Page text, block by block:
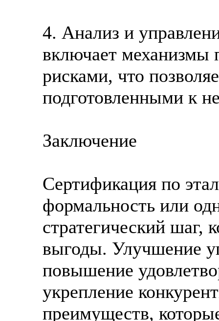
4. Анализ и
включает механизмы
рисками, что
подготовленными к
Заключение
Сертификация по
формальность или
стратегический шаг,
выгоды. Улучшение
повышение
укрепление
преимуществ,